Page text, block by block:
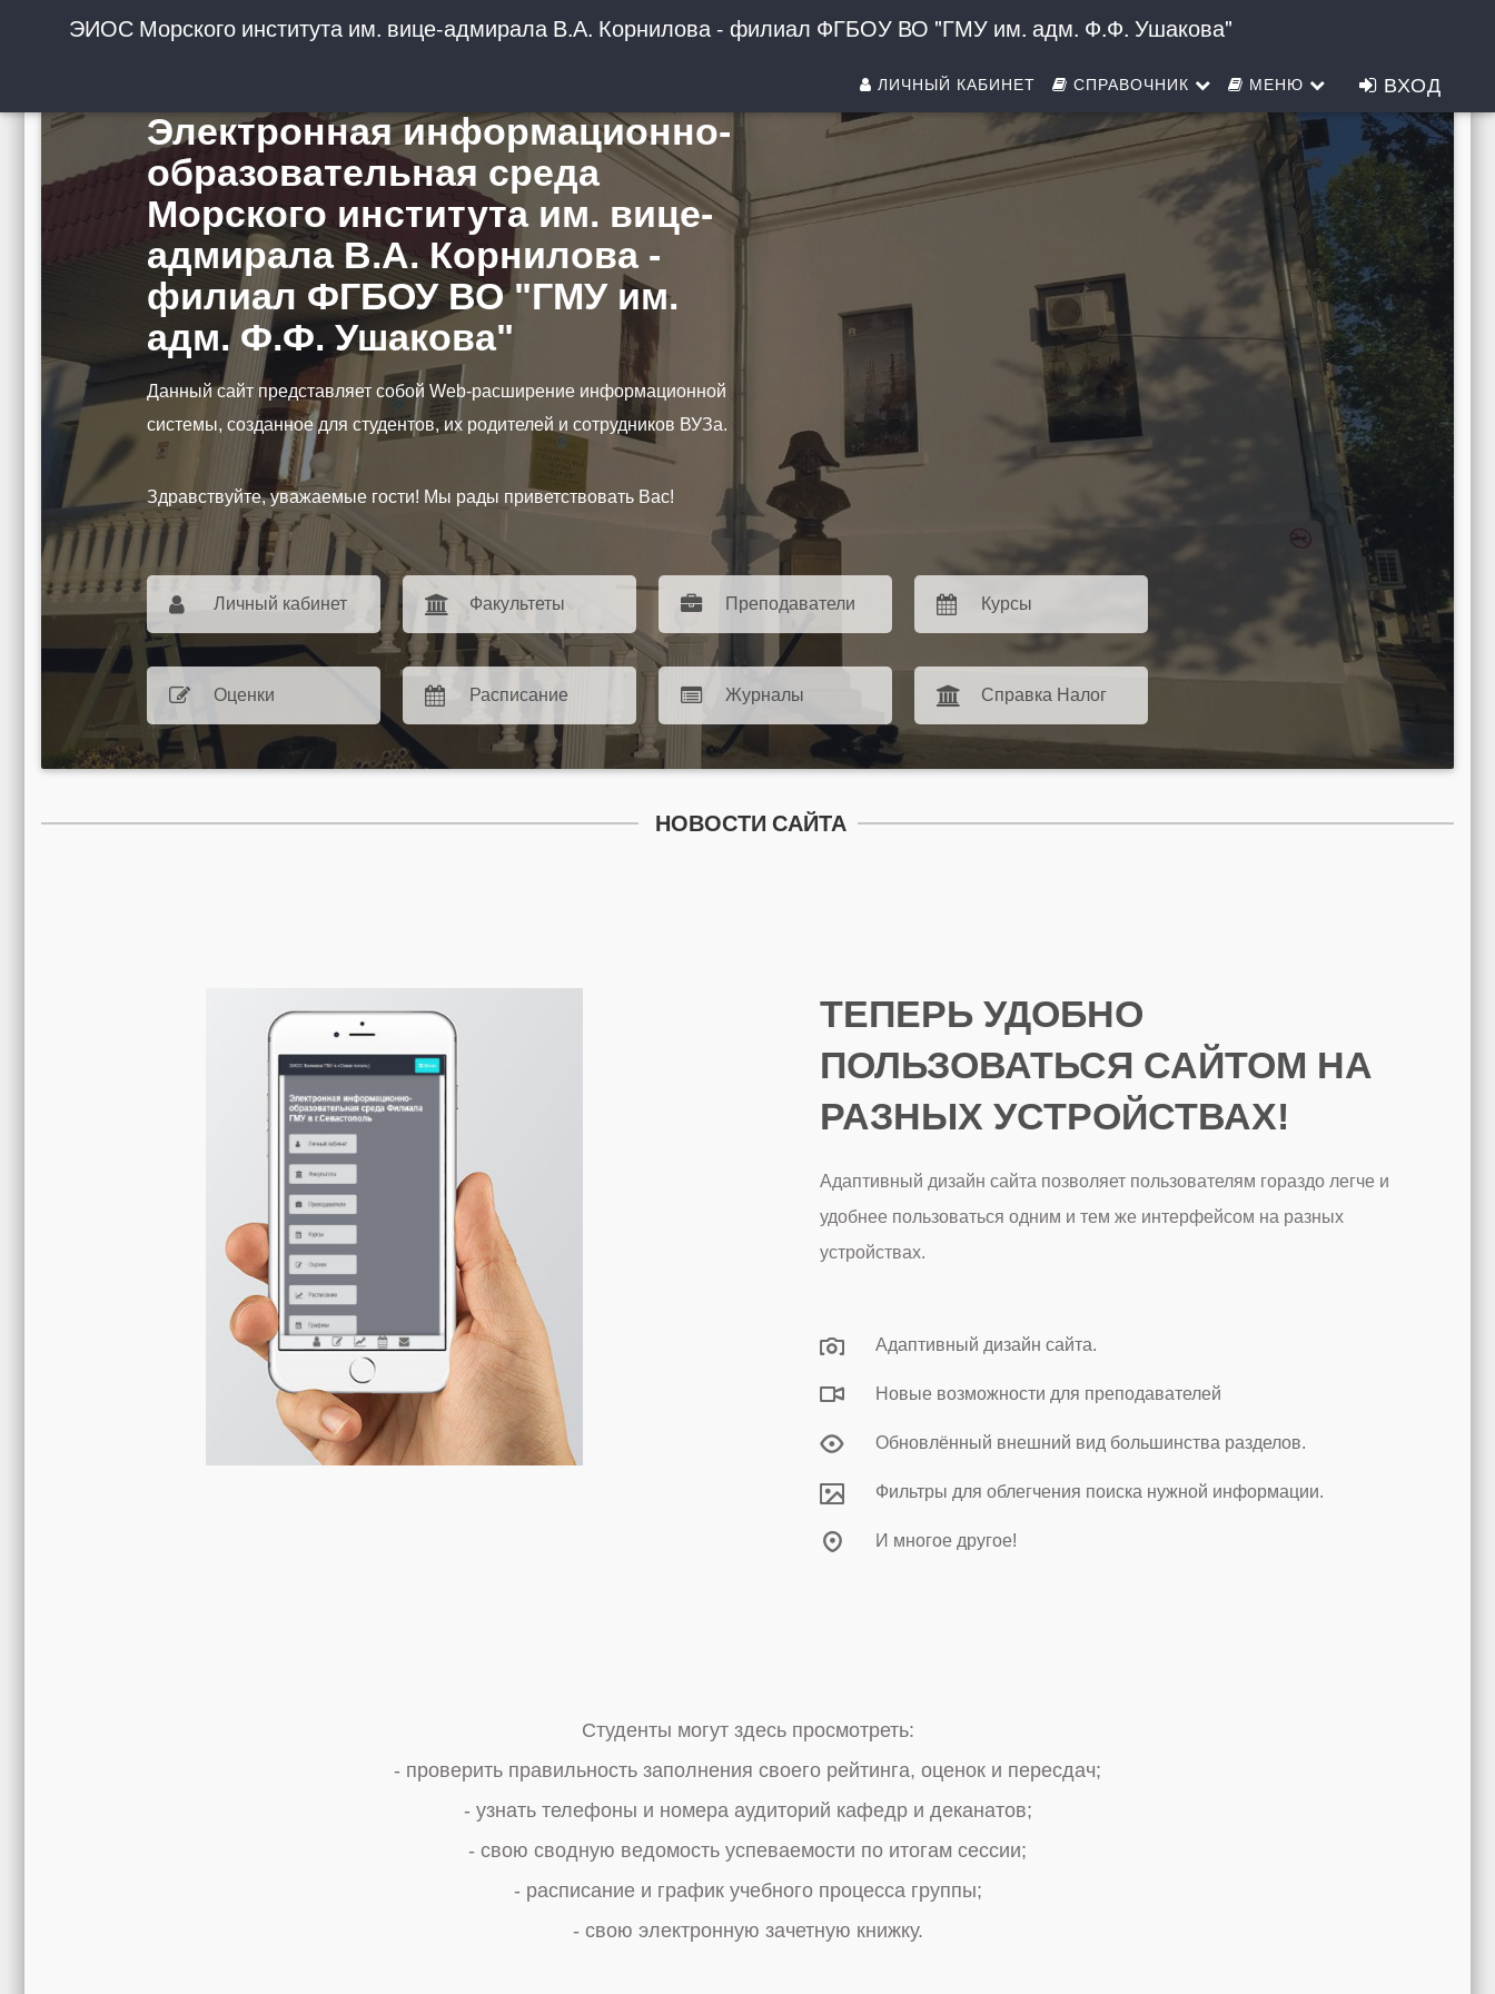
ЭИОС Морского института им. вице-адмирала В.А. Корнилова - филиал ФГБОУ ВО "ГМУ им. адм. Ф.Ф. Ушакова"
ЛИЧНЫЙ КАБИНЕТ СПРАВОЧНИК МЕНЮ ВХОД
Электронная информационно-
образовательная среда
Морского института им. вице-
адмирала В.А. Корнилова -
филиал ФГБОУ ВО "ГМУ им.
адм. Ф.Ф. Ушакова"
Данный сайт представляет собой Web-расширение информационной
системы, созданное для студентов, их родителей и сотрудников ВУЗа.
Здравствуйте, уважаемые гости! Мы рады приветствовать Вас!
Личный кабинет Факультеты Преподаватели Курсы
Оценки Расписание Журналы Справка Налог
НОВОСТИ САЙТА
ТЕПЕРЬ УДОБНО
ПОЛЬЗОВАТЬСЯ САЙТОМ НА
РАЗНЫХ УСТРОЙСТВАХ!
Адаптивный дизайн сайта позволяет пользователям гораздо легче и
удобнее пользоваться одним и тем же интерфейсом на разных
устройствах.
Адаптивный дизайн сайта.
Новые возможности для преподавателей
Обновлённый внешний вид большинства разделов.
Фильтры для облегчения поиска нужной информации.
И многое другое!
Студенты могут здесь просмотреть:
- проверить правильность заполнения своего рейтинга, оценок и пересдач;
- узнать телефоны и номера аудиторий кафедр и деканатов;
- свою сводную ведомость успеваемости по итогам сессии;
- расписание и график учебного процесса группы;
- свою электронную зачетную книжку.
Сотрудники и преподаватели университета могут получить информацию:
- найти информацию о студенте, группе, специальности, факультете и многое другое;
- статистику по заполнению электронных рейтинговых ведомостей;
- списки незаполненных и незакрытых ведомостей своей кафедры;
- по контингенту студентов университета.